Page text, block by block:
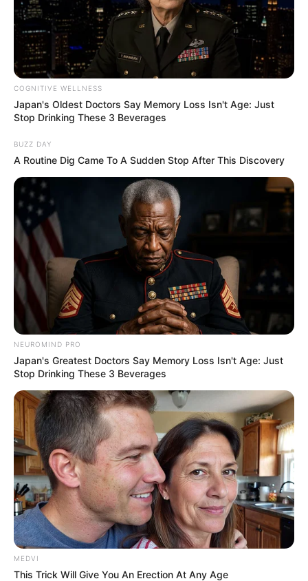
COGNITIVE WELLNESS
Japan's Oldest Doctors Say Memory Loss Isn't Age: Just
Stop Drinking These 3 Beverages
BUZZ DAY
A Routine Dig Came To A Sudden Stop After This Discovery
NEUROMIND PRO
Japan's Greatest Doctors Say Memory Loss Isn't Age: Just
Stop Drinking These 3 Beverages
MEDVI
This Trick Will Give You An Erection At Any Age